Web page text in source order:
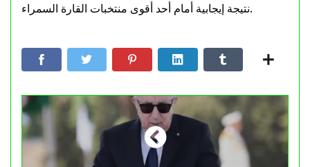
نتيجة إيجابية أمام أحد أقوى منتخبات القارة السمراء.